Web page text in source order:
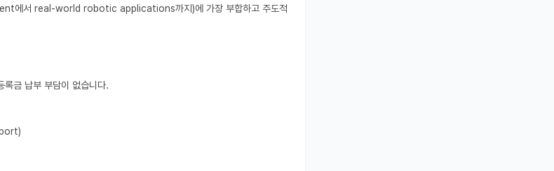
에서 real-world robotic applications까지)에 가장 부합하고 주도적
금 납부 부담이 없습니다.